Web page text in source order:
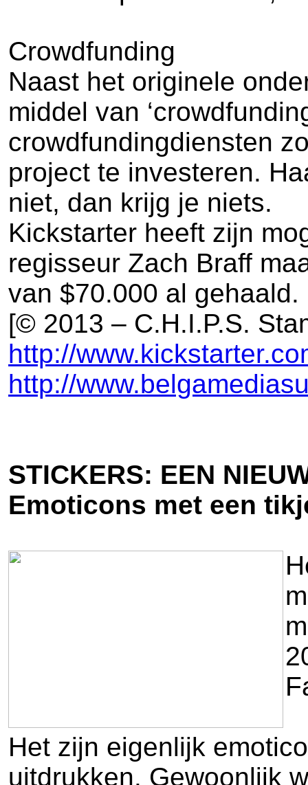
Crowdfunding
Naast het originele
middel van
crowdfundingdiensten
project te investeren.
niet, dan krijg je niets.
Kickstarter heeft zijn
regisseur Zach Braff
van $70.000 al
[© 2013 – C.H.I.P.S.
http://
http://
STICKERS: EEN
Emoticons met een
Het zijn eigenlijk
uitdrukken. Gewoonlijk